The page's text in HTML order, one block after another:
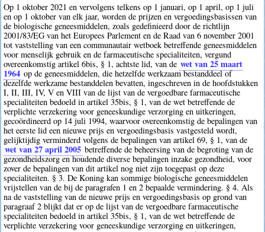
Op 1 oktober 2021 en vervolgens telkens op 1 januari, op 1 april, op 1 juli
en op 1 oktober van elk jaar, worden de prijzen en vergoedingsbasissen van
de biologische geneesmiddelen, zoals gedefinieerd door de richtlijn
2001/83/EG van het Europees Parlement en de Raad van 6 november 2001
tot vaststelling van een communautair wetboek betreffende geneesmiddelen
voor menselijk gebruik en de farmaceutische specialiteiten, vergund
overeenkomstig artikel 6bis, § 1, achtste lid, van de wet van 25 maart
1964 op de geneesmiddelen, die hetzelfde werkzaam bestanddeel of
dezelfde werkzame bestanddelen bevatten, ingeschreven in de hoofdstukken
I, II, III, IV, V en VIII van de lijst van de vergoedbare farmaceutische
specialiteiten bedoeld in artikel 35bis, § 1, van de wet betreffende de
verplichte verzekering voor geneeskundige verzorging en uitkeringen,
gecoördineerd op 14 juli 1994, waarvoor overeenkomstig de bepalingen van
het eerste lid een nieuwe prijs en vergoedingsbasis vastgesteld wordt,
gelijktijdig verminderd volgens de bepalingen van artikel 69, § 1, van de
wet van 27 april 2005 betreffende de beheersing van de begroting van de
gezondheidszorg en houdende diverse bepalingen inzake gezondheid, voor
zover de bepalingen van dit artikel nog niet zijn toegepast op deze
specialiteiten. § 3. De Koning kan sommige biologische geneesmiddelen
vrijstellen van de bij de paragrafen 1 en 2 bepaalde vermindering. § 4. Als
na de vaststelling van de nieuwe prijs en vergoedingsbasis op grond van
paragraaf 2 blijkt dat er op de lijst van de vergoedbare farmaceutische
specialiteiten bedoeld in artikel 35bis, § 1, van de wet betreffende de
verplichte verzekering voor geneeskundige verzorging en uitkeringen,